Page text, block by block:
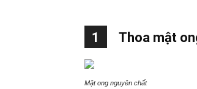
1 Thoa mật
Mật ong nguyên chất